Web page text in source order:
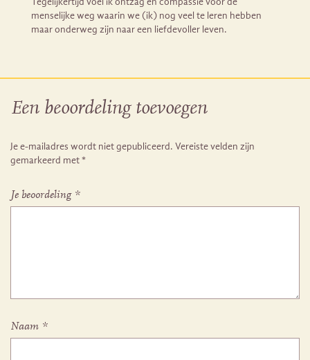
menselijke weg waarin we (ik) nog veel te leren hebben
maar onderweg zijn naar een liefdevoller leven.
Een beoordeling toevoegen
Je e-mailadres wordt niet gepubliceerd. Vereiste velden zijn
gemarkeerd met*
Je beoordeling *
Naam *